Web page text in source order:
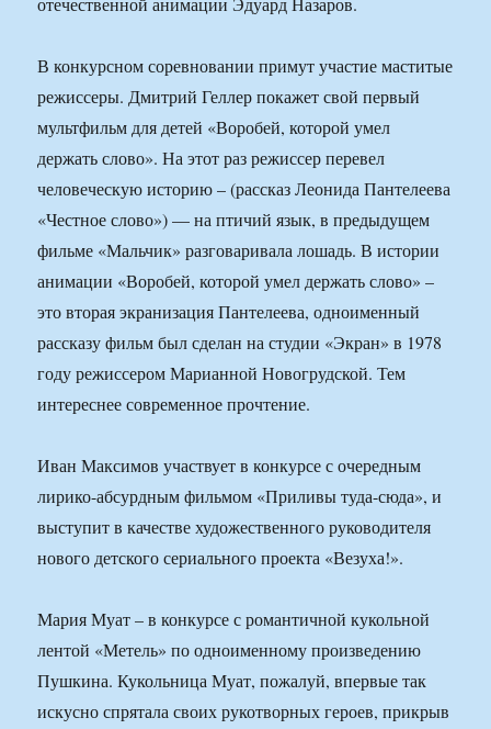
В конкурсном соревновании примут участие маститые
режиссеры. Дмитрий Геллер покажет свой первый
мультфильм для детей «Воробей, которой умел
держать слово». На этот раз режиссер перевел
человеческую историю – (рассказ Леонида Пантелеева
«Честное слово») — на птичий язык, в предыдущем
фильме «Мальчик» разговаривала лошадь. В истории
анимации «Воробей, которой умел держать слово» –
это вторая экранизация Пантелеева, одноименный
рассказу фильм был сделан на студии «Экран» в 1978
году режиссером Марианной Новогрудской. Тем
интереснее современное прочтение.
Иван Максимов участвует в конкурсе с очередным
лирико-абсурдным фильмом «Приливы туда-сюда», и
выступит в качестве художественного руководителя
нового детского сериального проекта «Везуха!».
Мария Муат – в конкурсе с романтичной кукольной
лентой «Метель» по одноименному произведению
Пушкина. Кукольница Муат, пожалуй, впервые так
искусно спрятала своих рукотворных героев, прикрыв